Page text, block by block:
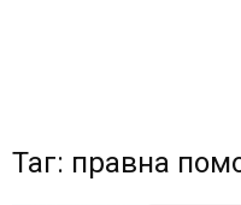
Таг: правна